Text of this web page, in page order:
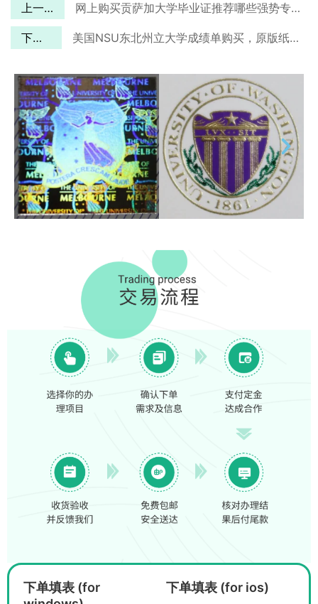
上一篇 网上购买贡萨加大学毕业证推荐哪些强势专业？
下一篇 美国NSU东北州立大学成绩单购买，原版纸张1:1排版
下单填表 (for
下单填表 (for ios)